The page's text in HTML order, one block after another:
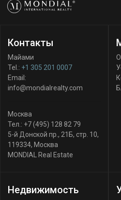
Контакты
Майами
Tel.: +1 305 201 0007
Email:
info@mondialrealty.com
Москва
Тел.: +7 (495) 128 82 79
5-й Донской пр., 21Б, стр. 10,
119334, Москва
MONDIAL Real Estate
Недвижимость